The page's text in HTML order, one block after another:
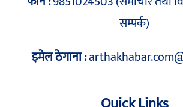
सम्पर्क)
इमेल ठेगाना :